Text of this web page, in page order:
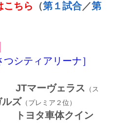
こちら （第１試合／第
シティアリーナ］
）JTマーヴェラス
（ス
ルズ （プレミア２位）
トヨタ車体クイン